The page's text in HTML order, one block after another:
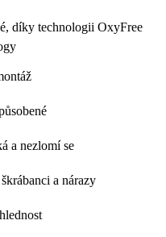
díky technologii OxyFree
a nezlomí se
a nárazy